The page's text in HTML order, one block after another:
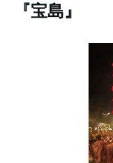
『宝島』